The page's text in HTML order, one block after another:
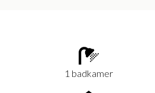
1 badkamer